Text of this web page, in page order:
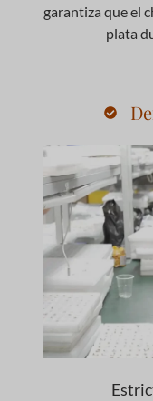
garantiza que el
plata